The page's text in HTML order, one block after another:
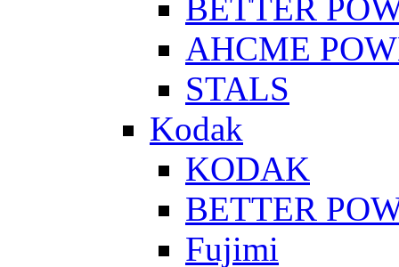
BETTER
AHCME
STALS
Kodak
KODAK
BETTER
Fujimi